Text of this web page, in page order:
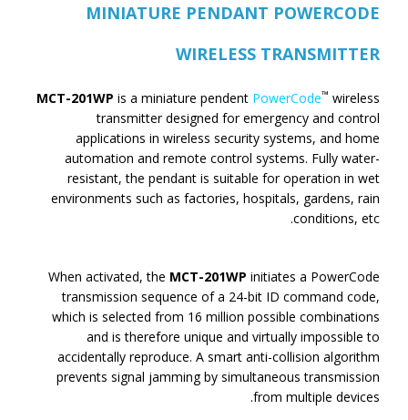
MINIATURE PENDANT POWERCODE
WIRELESS TRANSMITTER
MCT-201WP is a miniature pendent PowerCode™ wireless
transmitter designed for emergency and control
applications in wireless security systems, and home
automation and remote control systems. Fully water-
resistant, the pendant is suitable for operation in wet
environments such as factories, hospitals, gardens, rain
conditions, etc.
When activated, the MCT-201WP initiates a PowerCode
transmission sequence of a 24-bit ID command code,
which is selected from 16 million possible combinations
and is therefore unique and virtually impossible to
accidentally reproduce. A smart anti-collision algorithm
prevents signal jamming by simultaneous transmission
from multiple devices.